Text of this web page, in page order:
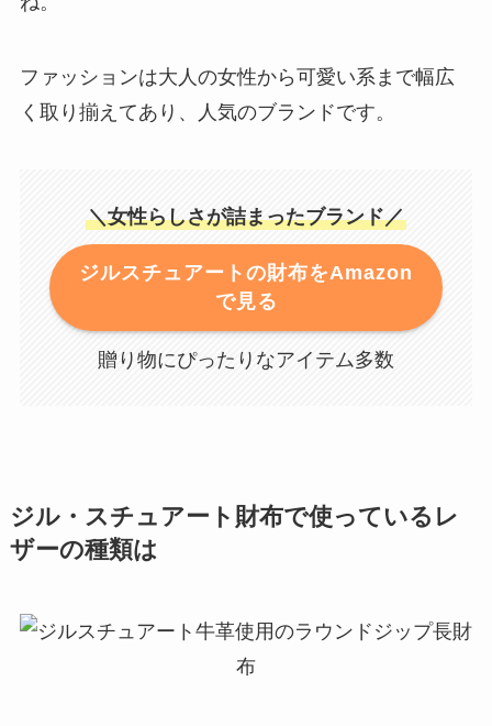
ファッションは大人の女性から可愛い系まで幅広
く取り揃えてあり、人気のブランドです。
＼女性らしさが詰まったブランド／
ジルスチュアートの財布をAmazon
で見る
贈り物にぴったりなアイテム多数
ジル・スチュアート財布で使っているレ
ザーの種類は